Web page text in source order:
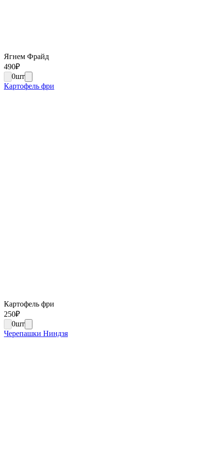
Ягнем Фрайд
490₽
0шт
Картофель фри
Картофель фри
250₽
0шт
Черепашки Ниндзя